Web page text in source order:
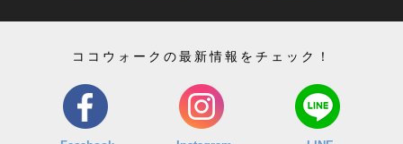
ココウォークの最新情報をチェック！